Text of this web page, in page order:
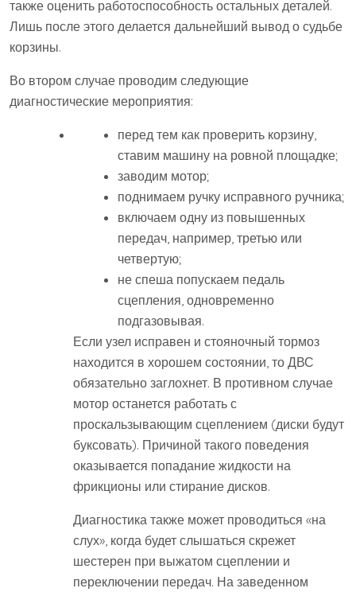
также оценить работоспособность остальных деталей.
Лишь после этого делается дальнейший вывод о судьбе
корзины.
Во втором случае проводим следующие
диагностические мероприятия:
перед тем как проверить корзину,
ставим машину на ровной площадке;
заводим мотор;
поднимаем ручку исправного ручника;
включаем одну из повышенных
передач, например, третью или
четвертую;
не спеша попускаем педаль
сцепления, одновременно
подгазовывая.
Если узел исправен и стояночный тормоз
находится в хорошем состоянии, то ДВС
обязательно заглохнет. В противном случае
мотор останется работать с
проскальзывающим сцеплением (диски будут
буксовать). Причиной такого поведения
оказывается попадание жидкости на
фрикционы или стирание дисков.
Диагностика также может проводиться «на
слух», когда будет слышаться скрежет
шестерен при выжатом сцеплении и
переключении передач. На заведенном